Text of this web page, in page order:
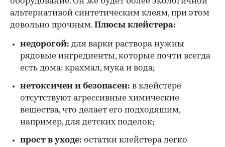
альтернативой синтетическим клеям, при этом
довольно прочным. Плюсы клейстера:
недорогой: для варки раствора нужны
рядовые ингредиенты, которые почти всегда
есть дома: крахмал, мука и вода;
нетоксичен и безопасен: в клейстере
отсутствуют агрессивные химические
вещества, что делает его подходящим,
например, для детских поделок;
прост в уходе: остатки клейстера легко